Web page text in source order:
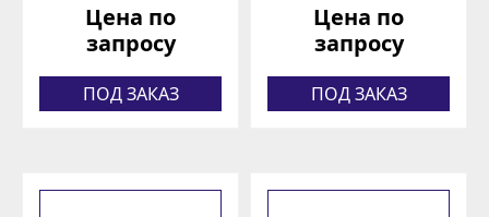
Цена по
запросу
ПОД ЗАКАЗ
Цена по
запросу
ПОД ЗАКАЗ